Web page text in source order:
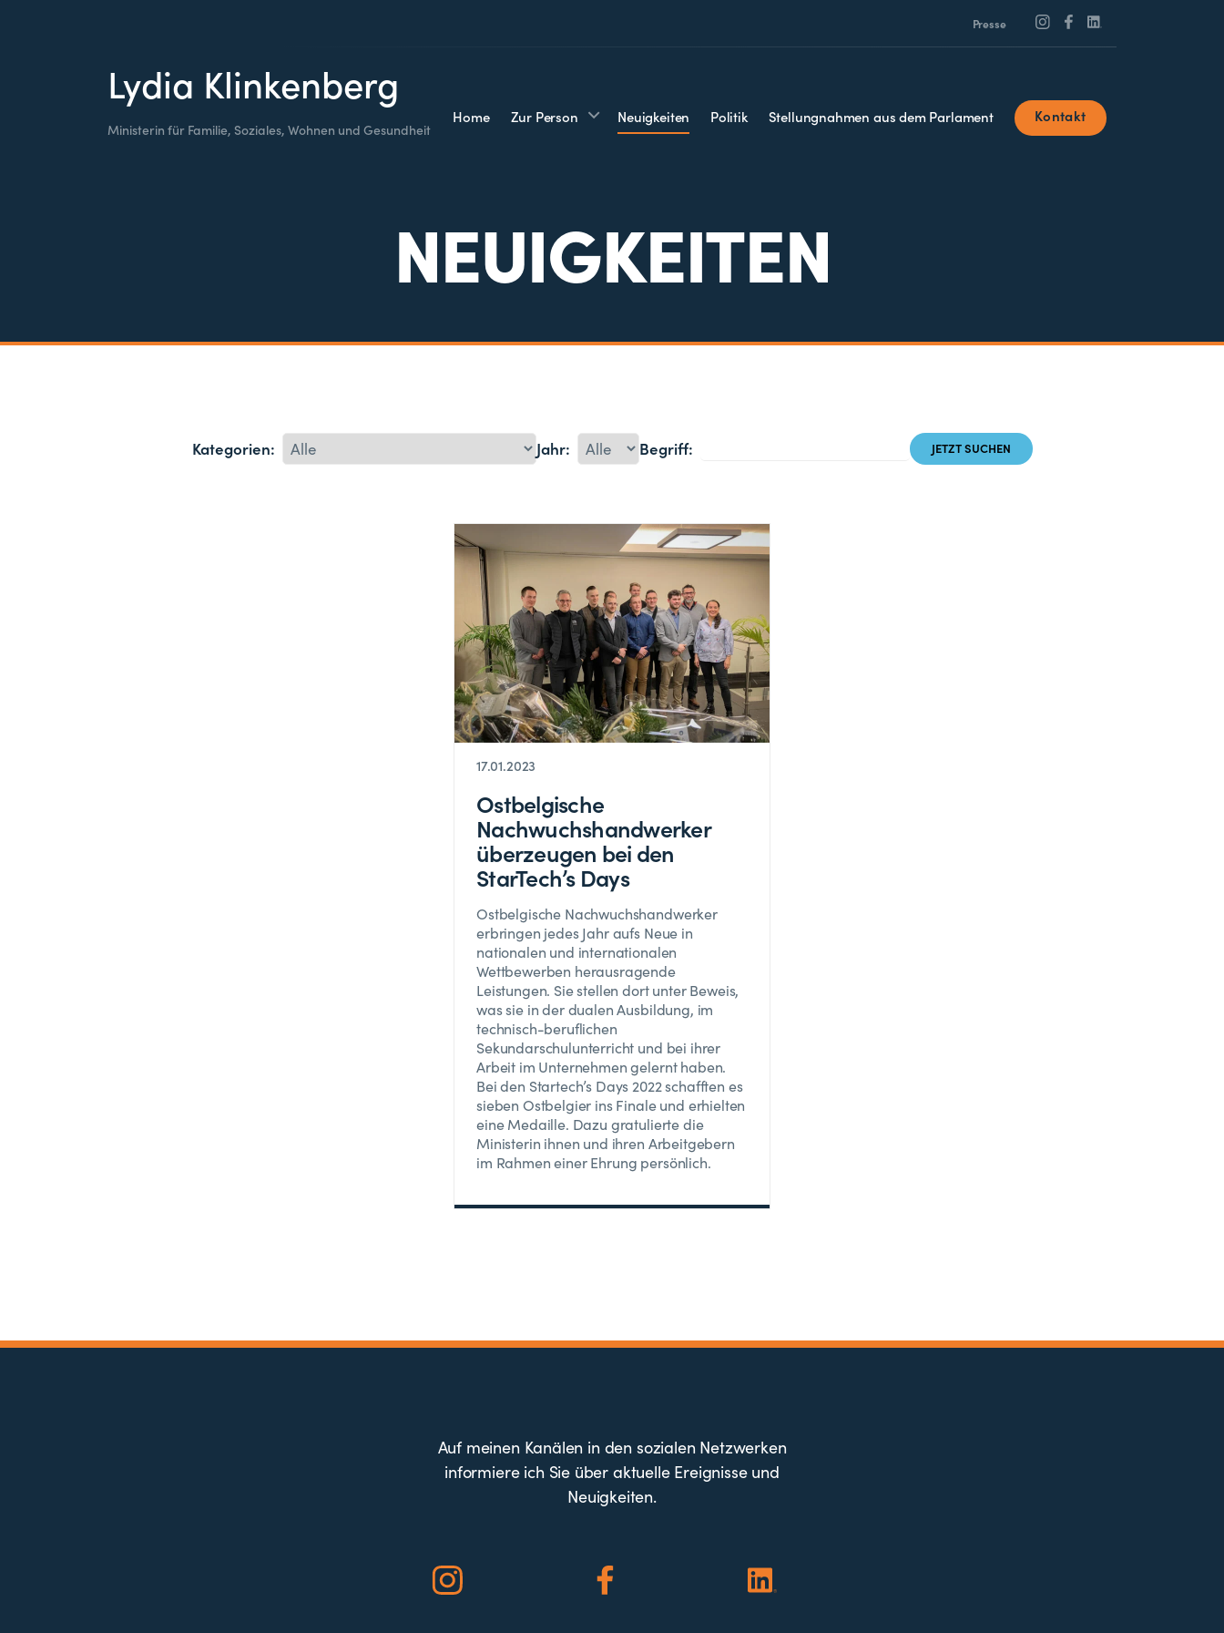
Presse
Lydia Klinkenberg
Ministerin für Familie, Soziales, Wohnen und Gesundheit
Home Zur Person Neuigkeiten Politik Stellungnahmen aus dem Parlament Kontakt
NEUIGKEITEN
Kategorien: Jahr: Begriff:
17.01.2023
Ostbelgische
Nachwuchshandwerker
überzeugen bei den
StarTech’s Days
Ostbelgische Nachwuchshandwerker
erbringen jedes Jahr aufs Neue in
nationalen und internationalen
Wettbewerben herausragende
Leistungen. Sie stellen dort unter Beweis,
was sie in der dualen Ausbildung, im
technisch-beruflichen
Sekundarschulunterricht und bei ihrer
Arbeit im Unternehmen gelernt haben.
Bei den Startech’s Days 2022 schafften es
sieben Ostbelgier ins Finale und erhielten
eine Medaille. Dazu gratulierte die
Ministerin ihnen und ihren Arbeitgebern
im Rahmen einer Ehrung persönlich.
Auf meinen Kanälen in den sozialen Netzwerken
informiere ich Sie über aktuelle Ereignisse und
Neuigkeiten.